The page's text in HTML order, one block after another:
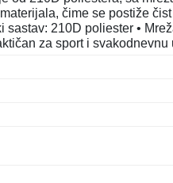
čime se postiže
sastav: 210D poliester •
za sport i svakodnevnu